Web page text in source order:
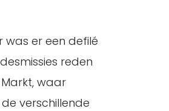
was er een defilé
reden
waar
verschillende